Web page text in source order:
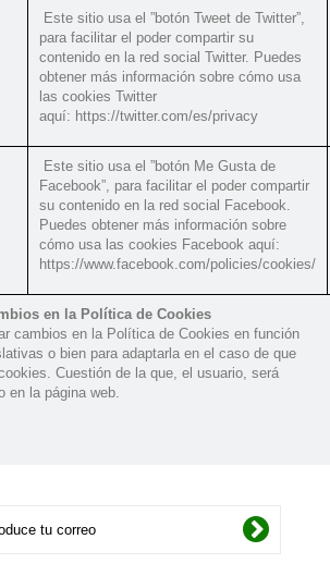
Este sitio usa el ”botón Tweet de Twitter”,
para facilitar el poder compartir su
contenido en la red social Twitter. Puedes
obtener más información sobre cómo usa
las cookies Twitter
aquí: https://twitter.com/es/privacy
Este sitio usa el ”botón Me Gusta de
Facebook”, para facilitar el poder compartir
su contenido en la red social Facebook.
Puedes obtener más información sobre
cómo usa las cookies Facebook aquí:
https://www.facebook.com/policies/cookies/
en la Política de Cookies
cambios en la Política de Cookies en función
o bien para adaptarla en el caso de que
Cuestión de la que, el usuario, será
en la página web.